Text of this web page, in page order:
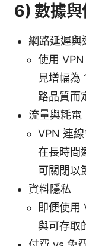
6) 數據
網路延遲與
使用
見增幅為
路品質而
流量與耗電
VPN 連
在長時間
可關閉以
資料隱私
即便使用
與可存取